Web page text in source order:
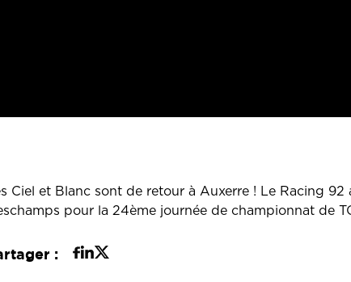
Ciel et Blanc sont de retour à Auxerre ! Le Racing
pour la 24ème journée de championnat de
: